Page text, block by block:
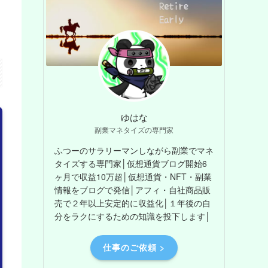
ゆはな
副業マネタイズの専門家
ふつーのサラリーマンしながら副業でマネ
タイズする専門家│仮想通貨ブログ開始6
ヶ月で収益10万超│仮想通貨・NFT・副業
情報をブログで発信│アフィ・自社商品販
売で２年以上安定的に収益化│１年後の自
分をラクにするための知識を投下します│
仕事のご依頼 >